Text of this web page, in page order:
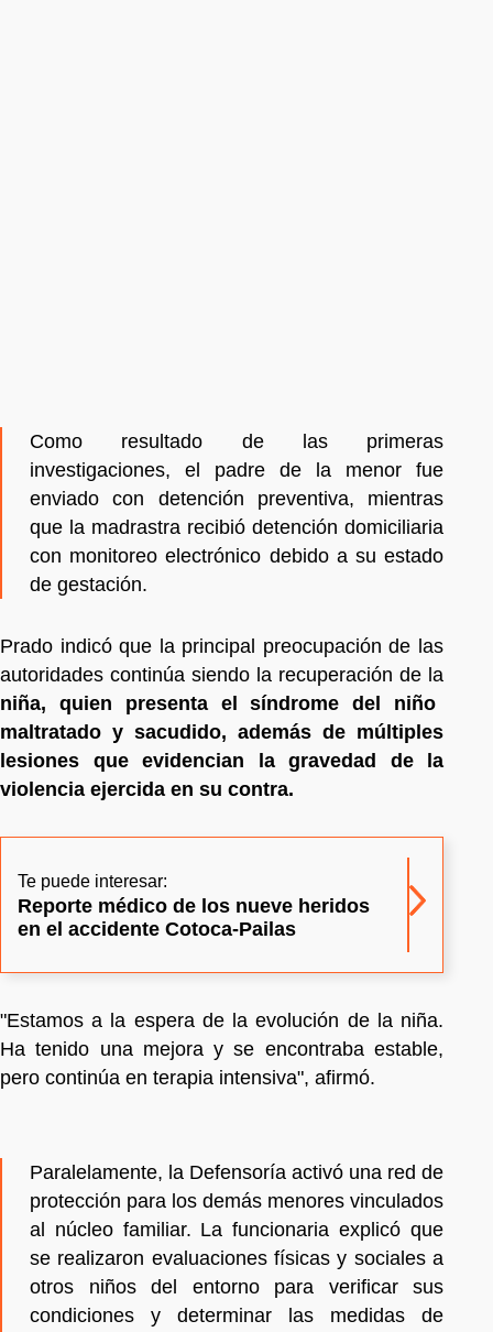
Como resultado de las primeras
investigaciones, el padre de la menor fue
enviado con detención preventiva, mientras
que la madrastra recibió detención domiciliaria
con monitoreo electrónico debido a su estado
de gestación.
Prado indicó que la principal preocupación de las
autoridades continúa siendo la recuperación de la
niña, quien presenta el síndrome del niño
maltratado y sacudido, además de múltiples
lesiones que evidencian la gravedad de la
violencia ejercida en su contra.
Te puede interesar:
Reporte médico de los nueve heridos
en el accidente Cotoca-Pailas
"Estamos a la espera de la evolución de la niña.
Ha tenido una mejora y se encontraba estable,
pero continúa en terapia intensiva", afirmó.
Paralelamente, la Defensoría activó una red de
protección para los demás menores vinculados
al núcleo familiar. La funcionaria explicó que
se realizaron evaluaciones físicas y sociales a
otros niños del entorno para verificar sus
condiciones y determinar las medidas de